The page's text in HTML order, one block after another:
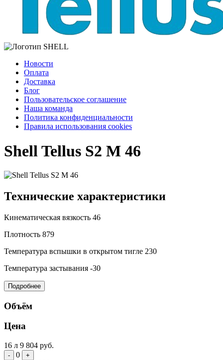
Новости
Оплата
Доставка
Блог
Пользовательское соглашение
Наша команда
Политика конфиденциальности
Правила использования cookies
Shell Tellus S2 M 46
Технические характеристики
Кинематическая вязкость 46
Плотность 879
Температура вспышки в открытом тигле 230
Температура застывания -30
Подробнее
Объём
Цена
16 л 9 804 руб.
- 0 +